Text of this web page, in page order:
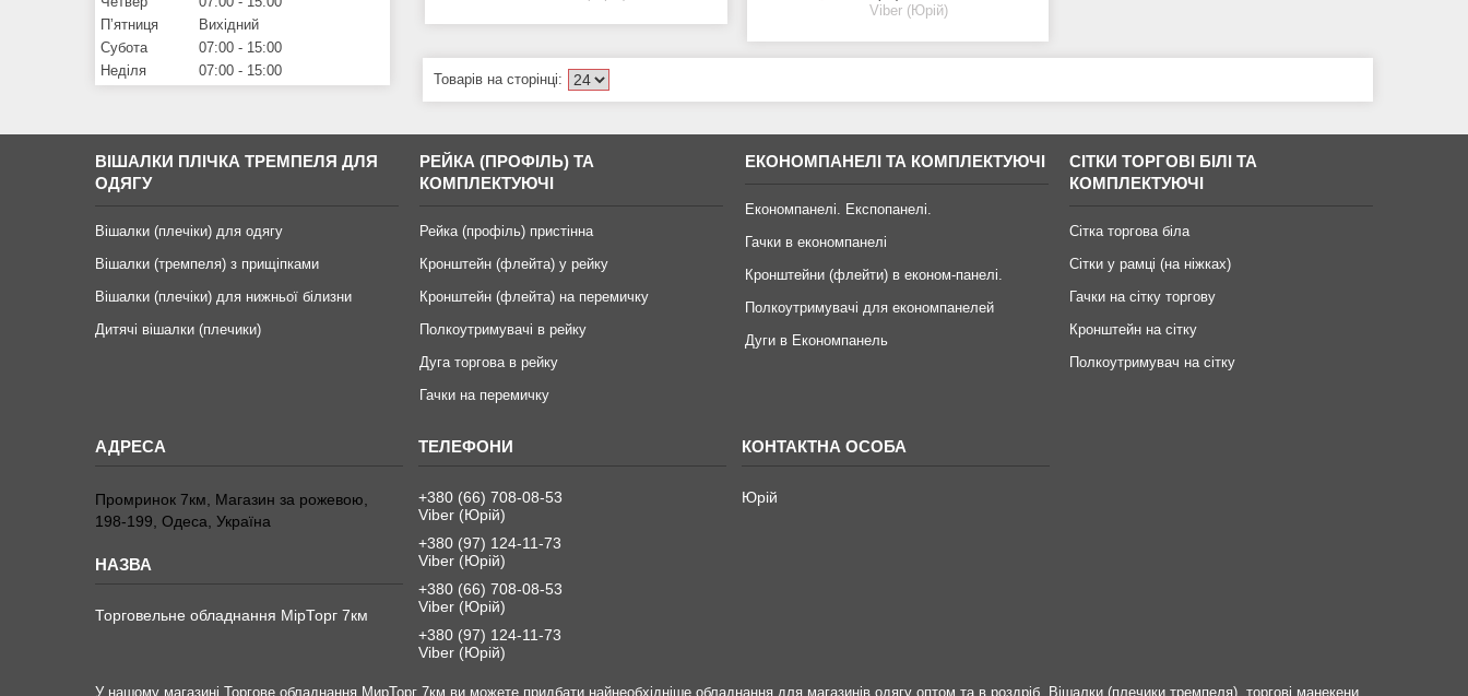
Viber (Юрій)
Пʼятниця
Вихідний
Субота
07:00
15:00
Неділя
07:00 15:00
ВІШАЛКИ ПЛІЧКА ТРЕМПЕЛЯ ДЛЯ
ОДЯГУ
Вішалки (плечіки) для одягу
Вішалки (тремпеля) з прищіпками
Вішалки (плечіки) для нижньої білизни
Дитячі вішалки (плечики)
РЕЙКА (ПРОФІЛЬ) ТА
КОМПЛЕКТУЮЧІ
Рейка (профіль) пристінна
Кронштейн (флейта) у рейку
Кронштейн (флейта) на перемичку
Полкоутримувачі в рейку
Дуга торгова в рейку
Гачки на перемичку
ЕКОНОМПАНЕЛІ ТА КОМПЛЕКТУЮЧІ
Економпанелі. Експопанелі.
Гачки в економпанелі
Кронштейни (флейти) в економ-панелі.
Полкоутримувачі для економпанелей
Дуги в Економпанель
СІТКИ ТОРГОВІ БІЛІ ТА
КОМПЛЕКТУЮЧІ
Сітка торгова біла
Сітки у рамці (на ніжках)
Гачки на сітку торгову
Кронштейн на сітку
Полкоутримувач на сітку
Промринок 7км, Магазин за рожевою,
198-199, Одеса, Україна
Торговельне обладнання МірТорг 7км
+380 (66) 708-08-53
Viber (Юрій)
+380 (97) 124-11-73
Viber (Юрій)
+380 (66) 708-08-53
Viber (Юрій)
+380 (97) 124-11-73
Viber (Юрій)
Юрій
У нашому магазині Торгове обладнання МирТорг 7км ви можете придбати найнеобхідніше обладнання для магазинів одягу оптом та в роздріб. Вішалки (плечики тремпеля), торгові манекени